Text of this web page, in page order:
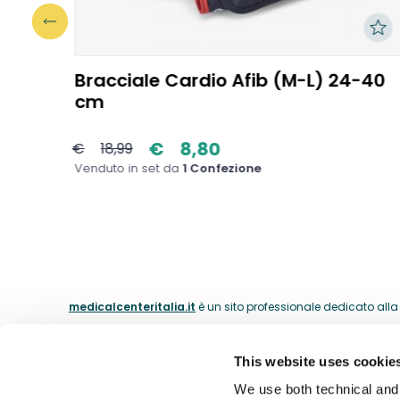
This website uses
We use both technical
Bracciale Cardio Afib (M-L) 24-40
cm
€ 18,99 € 8,80
Venduto in set da1 Confezione
medicalcenteritalia.it è un sito professionale dedicato
ABOUT